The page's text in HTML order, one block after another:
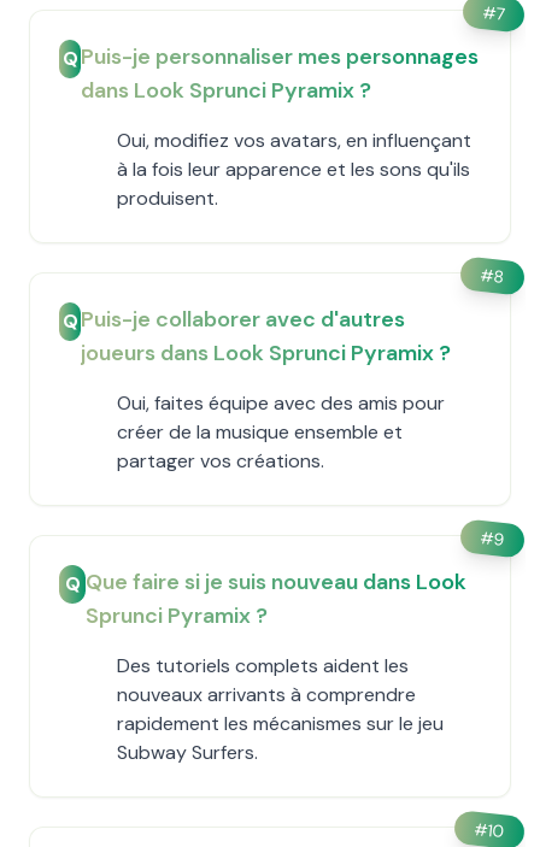
#7
QPuis-je personnaliser mes personnages
dans Look Sprunci Pyramix ?
Oui, modifiez vos avatars, en influençant
à la fois leur apparence et les sons qu'ils
produisent.
#8
QPuis-je collaborer avec d'autres
joueurs dans Look Sprunci Pyramix ?
Oui, faites équipe avec des amis pour
créer de la musique ensemble et
partager vos créations.
#9
Q Que faire si je suis nouveau dans Look
Sprunci Pyramix ?
Des tutoriels complets aident les
nouveaux arrivants à comprendre
rapidement les mécanismes sur le jeu
Subway Surfers.
#10